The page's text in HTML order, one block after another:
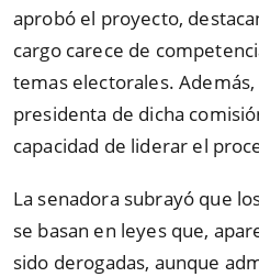
aprobó el proyecto,
cargo carece de
temas electorales.
presidenta de dicha
capacidad de liderar el
La senadora subrayó que
se basan en leyes que,
sido derogadas, aunque